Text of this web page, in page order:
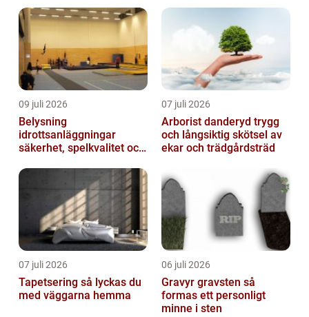
Östermalm
09 juli 2026
Belysning
idrottsanläggningar
säkerhet, spelkvalitet och
07 juli 2026
Arborist danderyd trygg
och långsiktig skötsel av
ekar och trädgårdsträd
07 juli 2026
Tapetsering så lyckas du
med väggarna hemma
06 juli 2026
Gravyr gravsten så
formas ett personligt
minne i sten